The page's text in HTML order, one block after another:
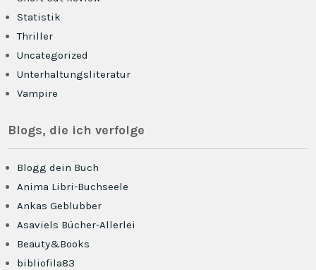
Statistik
Thriller
Uncategorized
Unterhaltungsliteratur
Vampire
Blogs, die ich verfolge
Blogg dein Buch
Anima Libri-Buchseele
Ankas Geblubber
Asaviels Bücher-Allerlei
Beauty&Books
bibliofila83